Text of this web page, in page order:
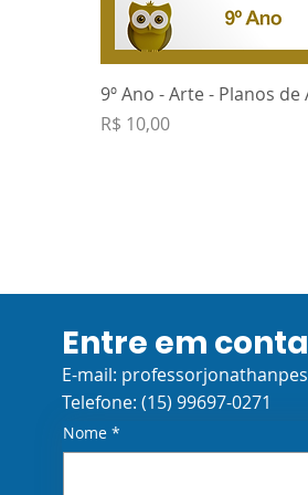
9º Ano - Arte - Planos de
Preço
R$ 10,00
Entre em
E-mail:
Telefone: (15) 99697-0271
Nome *